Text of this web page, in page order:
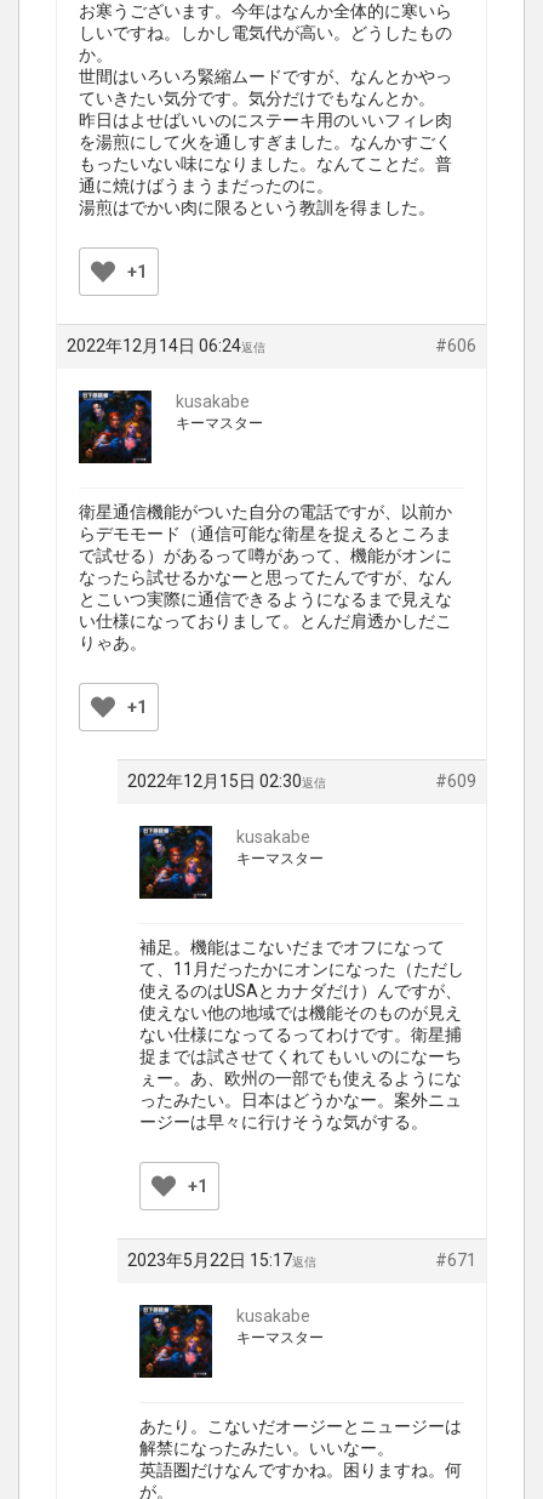
お寒うございます。今年はなんか全体的に寒いら
しいですね。しかし電気代が高い。どうしたもの
か。
世間はいろいろ緊縮ムードですが、なんとかやっ
ていきたい気分です。気分だけでもなんとか。
昨日はよせばいいのにステーキ用のいいフィレ肉
を湯煎にして火を通しすぎました。なんかすごく
もったいない味になりました。なんてことだ。普
通に焼けばうまうまだったのに。
湯煎はでかい肉に限るという教訓を得ました。
+1
2022年12月14日 06:24 #606
返信
kusakabe
キーマスター
衛星通信機能がついた自分の電話ですが、以前か
らデモモード（通信可能な衛星を捉えるところま
で試せる）があるって噂があって、機能がオンに
なったら試せるかなーと思ってたんですが、なん
とこいつ実際に通信できるようになるまで見えな
い仕様になっておりまして。とんだ肩透かしだこ
りゃあ。
+1
2022年12月15日 02:30 #609
返信
kusakabe
キーマスター
補足。機能はこないだまでオフになって
て、11月だったかにオンになった（ただし
使えるのはUSAとカナダだけ）んですが、
使えない他の地域では機能そのものが見え
ない仕様になってるってわけです。衛星捕
捉までは試させてくれてもいいのになーち
ぇー。あ、欧州の一部でも使えるようにな
ったみたい。日本はどうかなー。案外ニュ
ージーは早々に行けそうな気がする。
+1
2023年5月22日 15:17 #671
返信
kusakabe
キーマスター
あたり。こないだオージーとニュージーは
解禁になったみたい。いいなー。
英語圏だけなんですかね。困りますね。何
が。